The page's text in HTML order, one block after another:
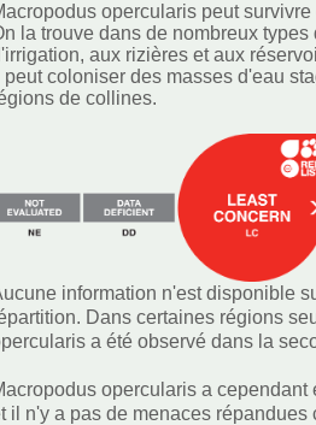
opercularis peut
la trouve dans de nombreux
aux rizières et aux
Il peut coloniser des masses d'eau
de collines.
information n'est disponible
Dans certaines régions
a été observé dans la
opercularis a
il n'y a pas de menaces répandues